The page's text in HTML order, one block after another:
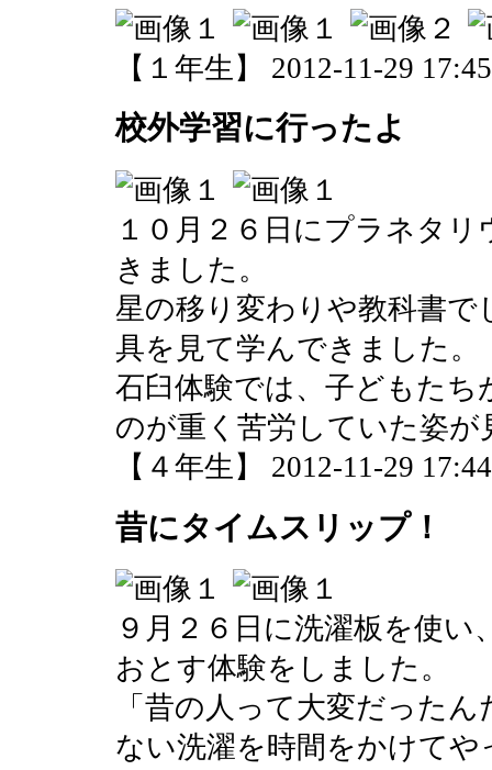
【１年生】 2012-11-29
校外学習に行ったよ
１０月２６日にプラネタ
きました。
星の移り変わりや教科書
具を見て学んできました。
石臼体験では、子どもた
のが重く苦労していた姿が
【４年生】 2012-11-29
昔にタイムスリップ！
９月２６日に洗濯板を使
おとす体験をしました。
「昔の人って大変だった
ない洗濯を時間をかけて